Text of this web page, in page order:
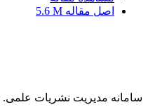
اصل مقاله 5.6 M
سامانه مدیریت نشریات علمی.